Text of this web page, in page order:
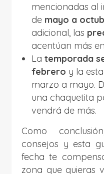
mencionadas al
de mayo a
adicional, las
acentúan más en
La temporada
febrero y la
marzo a mayo.
una chaquetita
vendrá de más.
Como
consejos y esta
fecha te
zona que quieras